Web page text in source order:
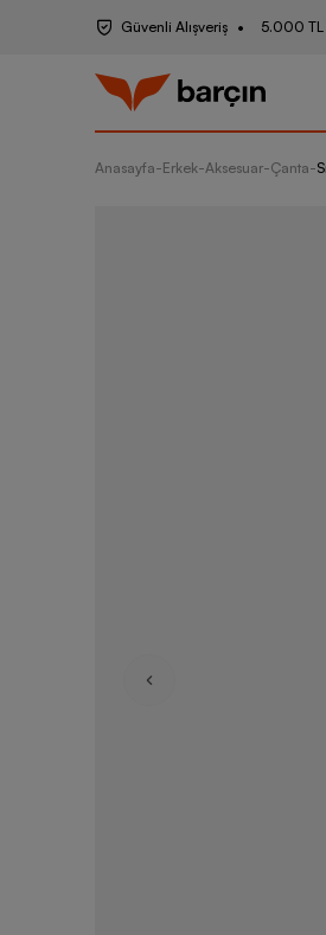
Güvenli Alışveriş 5.000 TL
Anasayfa-Erkek-Aksesuar-Çanta-